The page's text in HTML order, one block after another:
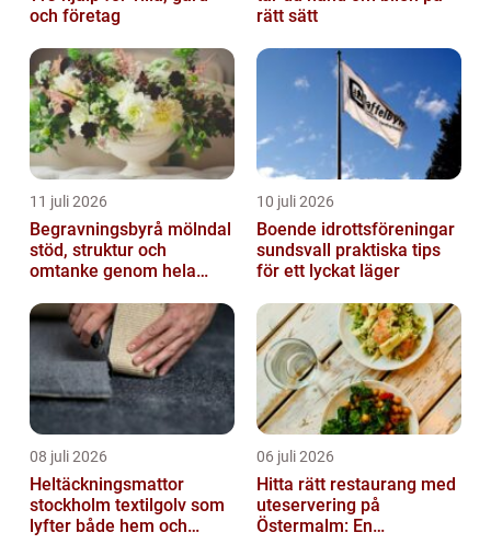
och företag
rätt sätt
11 juli 2026
Begravningsbyrå mölndal
stöd, struktur och
omtanke genom hela
10 juli 2026
Boende idrottsföreningar
sundsvall praktiska tips
för ett lyckat läger
08 juli 2026
Heltäckningsmattor
stockholm textilgolv som
lyfter både hem och
06 juli 2026
Hitta rätt restaurang med
uteservering på
Östermalm: En